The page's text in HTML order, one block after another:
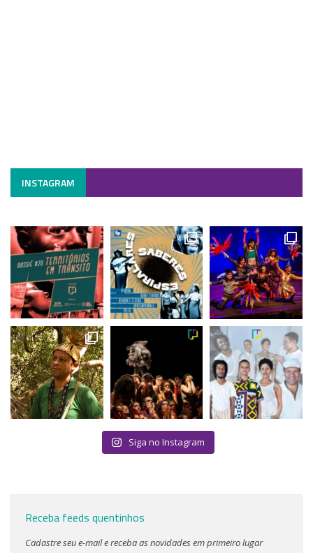
INSTAGRAM
Siga no Instagram
Receba feeds quentinhos
Cadastre seu e-mail e receba as novidades em primeiro lugar